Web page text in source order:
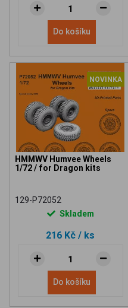
Do košíku
NOVINKA
HMMWV Humvee Wheels
1/72 / for Dragon kits
129-P72052
Skladem
216 Kč / ks
Do košíku